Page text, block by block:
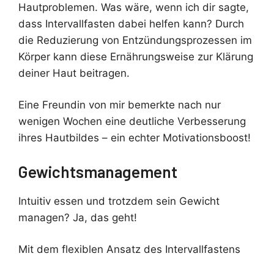
Hautproblemen. Was wäre, wenn ich dir sagte,
dass Intervallfasten dabei helfen kann? Durch
die Reduzierung von Entzündungsprozessen im
Körper kann diese Ernährungsweise zur Klärung
deiner Haut beitragen.
Eine Freundin von mir bemerkte nach nur
wenigen Wochen eine deutliche Verbesserung
ihres Hautbildes – ein echter Motivationsboost!
Gewichtsmanagement
Intuitiv essen und trotzdem sein Gewicht
managen? Ja, das geht!
Mit dem flexiblen Ansatz des Intervallfastens